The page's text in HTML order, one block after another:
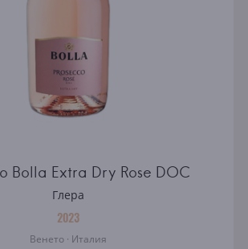
Bolla Extra Dry Rose DOC
Глера
2023
Венето · Италия